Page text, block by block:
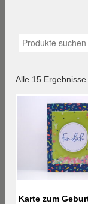
Alle 15
Karte zum